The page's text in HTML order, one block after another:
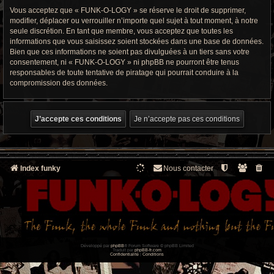
Vous acceptez que « FUNK-O-LOGY » se réserve le droit de supprimer,
modifier, déplacer ou verrouiller n’importe quel sujet à tout moment, à notre
seule discrétion. En tant que membre, vous acceptez que toutes les
informations que vous saisissez soient stockées dans une base de données.
Bien que ces informations ne soient pas divulguées à un tiers sans votre
consentement, ni « FUNK-O-LOGY » ni phpBB ne pourront être tenus
responsables de toute tentative de piratage qui pourrait conduire à la
compromission des données.
Index funky Nous contacter
Développé par phpBB® Forum Software © phpBB Limited
Traduit par phpBB-fr.com
Confidentialité
Conditions